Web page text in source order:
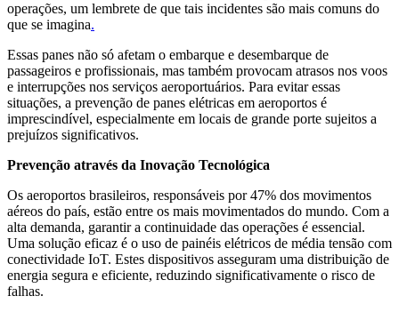
operações, um lembrete de que tais incidentes são mais comuns do
que se imagina.
Essas panes não só afetam o embarque e desembarque de
passageiros e profissionais, mas também provocam atrasos nos voos
e interrupções nos serviços aeroportuários. Para evitar essas
situações, a prevenção de panes elétricas em aeroportos é
imprescindível, especialmente em locais de grande porte sujeitos a
prejuízos significativos.
Prevenção através da Inovação Tecnológica
Os aeroportos brasileiros, responsáveis por 47% dos movimentos
aéreos do país, estão entre os mais movimentados do mundo. Com a
alta demanda, garantir a continuidade das operações é essencial.
Uma solução eficaz é o uso de painéis elétricos de média tensão com
conectividade IoT. Estes dispositivos asseguram uma distribuição de
energia segura e eficiente, reduzindo significativamente o risco de
falhas.